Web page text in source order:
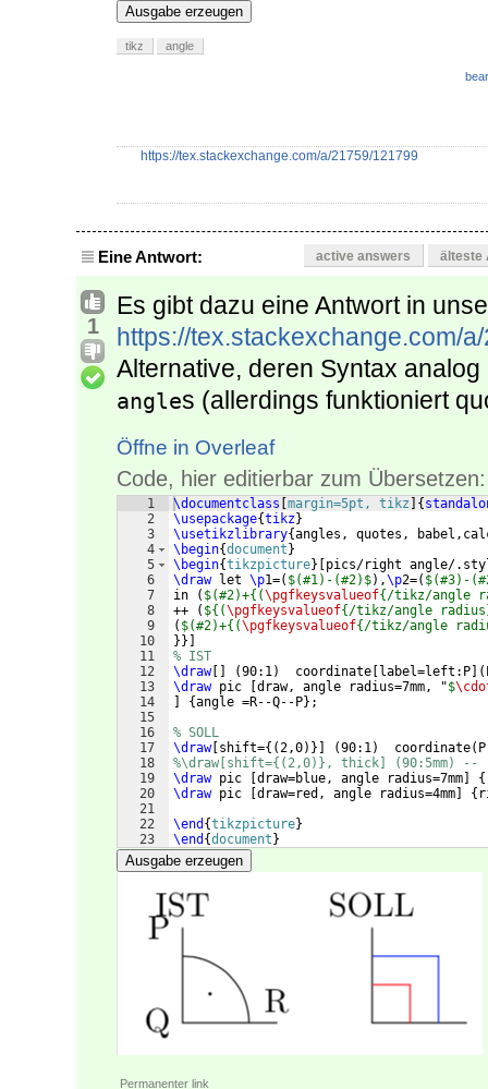
Ausgabe erzeugen
tikz angle
https://tex.stackexchange.com/a/21759/121799
Eine Antwort: active answers älteste
1
Es gibt dazu eine Antwort in
https://tex.stackexchange.com/
Alternative, deren Syntax
angles (allerdings funktioniert
Öffne in Overleaf
Code, hier editierbar zum Übersetzen:
1
2
3
4
5
6
7
8
9
10
11
12
13
14
15
16
17
18
19
20
21
22
23
\documentclass margin=5pt, tikz {
\usepackage{tikz}
\usetikzlibrary{angles, quotes,
\begin{document }
\begin{tikzpicture}
pics/right angle/
\draw let \p1=( $(#1)-(#2)$) ,\p2=( $(#3)-
in
( $(#2)+{(\pgfkeysvalueof{/tikz/angle
++
( ${(\pgfkeysvalueof{/tikz/angle
( $(#2)+{(\pgfkeysvalueof{/tikz/angle
}}]
% IST
\draw[ (90:1)
  coordinate
label=left:P (
\draw pic draw, angle radius=7mm, "$
{angle =R--Q--P} ;
% SOLL
\draw[ shift={(2,0)}] (90:1)
  coordinate
( P
%\draw[shift={(2,0)}, thick] (90:5mm) --
\draw pic draw=blue, angle radius=7mm {
\draw pic draw=red, angle radius=4mm {
\end {tikzpicture}
\end {document }
Ausgabe erzeugen
Permanenter link